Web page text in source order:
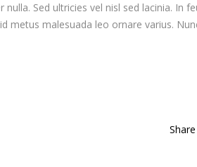
Sed ultricies vel nisl sed lacinia. In
metus malesuada leo ornare varius.
Share